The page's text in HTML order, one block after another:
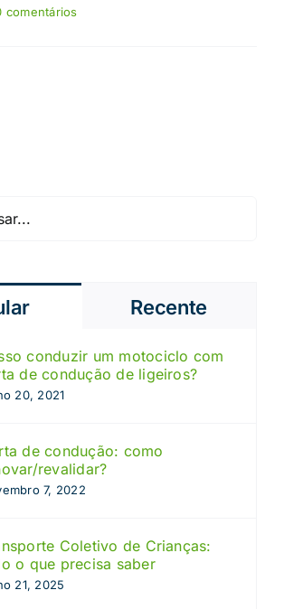
comentários
Recente
conduzir um motociclo com
de condução de ligeiros?
20, 2021
de condução: como
revalidar?
7, 2022
Coletivo de Crianças:
o que precisa saber
21, 2025